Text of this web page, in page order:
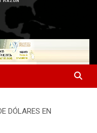
DÓLARES EN